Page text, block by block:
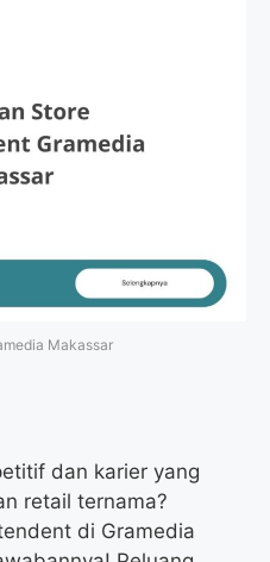
Makassar
dan karier yang
retail ternama?
di Gramedia